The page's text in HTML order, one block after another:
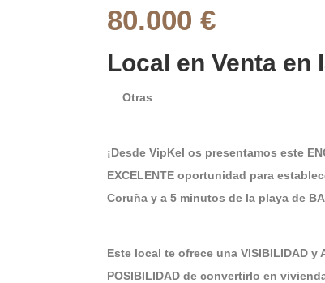
80.000 €
Local en Venta
Otras
¡Desde VipKel os presentamos este
EXCELENTE oportunidad para
Coruña y a 5 minutos de la playa de
Este local te ofrece una VISIBILIDAD
POSIBILIDAD de convertirlo en